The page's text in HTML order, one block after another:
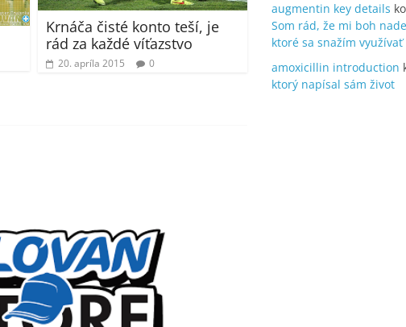
Krnáča čisté konto teší, je
rád za každé víťazstvo
20. apríla 2015 0
augmentin key details
Som rád, že mi boh
ktoré sa snažím
amoxicillin introduction
ktorý napísal sám život